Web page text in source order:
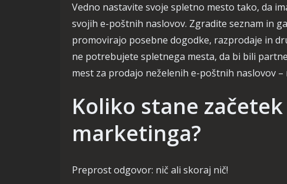
Vedno nastavite svoje spletno mesto tako, da
svojih e-poštnih naslovov. Zgradite seznam in
promovirajo posebne dogodke, razprodaje in
ne potrebujete spletnega mesta, da bi bili
mest za prodajo neželenih e-poštnih naslovov –
Koliko stane
marketinga?
Preprost odgovor: nič ali skoraj nič!